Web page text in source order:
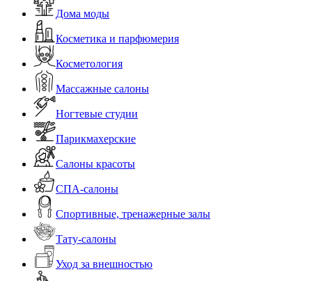
Дома моды
Косметика и парфюмерия
Косметология
Массажные салоны
Ногтевые студии
Парикмахерские
Салоны красоты
СПА-салоны
Спортивные, тренажерные залы
Тату-салоны
Уход за внешностью